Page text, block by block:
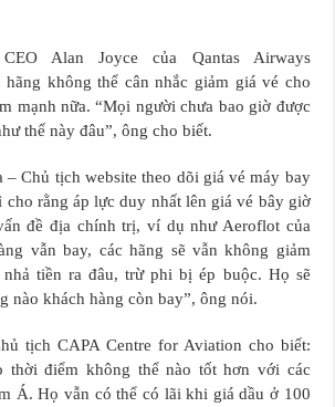
Alan Joyce của Qantas Airways
không thể cân nhắc giảm giá vé cho
mạnh nữa. “Mọi người chưa bao giờ được
thế này đâu”, ông cho biết.
– Chủ tịch website theo dõi giá vé máy bay
cho rằng áp lực duy nhất lên giá vé bây giờ
đề địa chính trị, ví dụ như Aeroflot của
vẫn bay, các hãng sẽ vẫn không giảm
tiền ra đâu, trừ phi bị ép buộc. Họ sẽ
nào khách hàng còn bay”, ông nói.
tịch CAPA Centre for Aviation cho biết:
thời điểm không thể nào tốt hơn với các
Á. Họ vẫn có thể có lãi khi giá dầu ở 100